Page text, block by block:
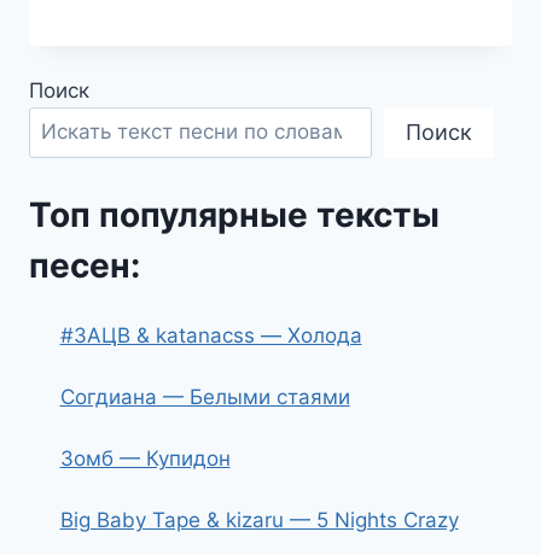
Поиск
Поиск
Топ популярные тексты
песен:
#ЗАЦВ & katanacss — Холода
Согдиана — Белыми стаями
Зомб — Купидон
Big Baby Tape & kizaru — 5 Nights Crazy